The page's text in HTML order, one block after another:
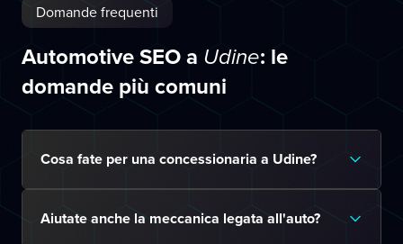
Domande frequenti
Automotive SEO a Udine: le
domande più comuni
Cosa fate per una concessionaria a Udine?
Aiutate anche la meccanica legata all'auto?